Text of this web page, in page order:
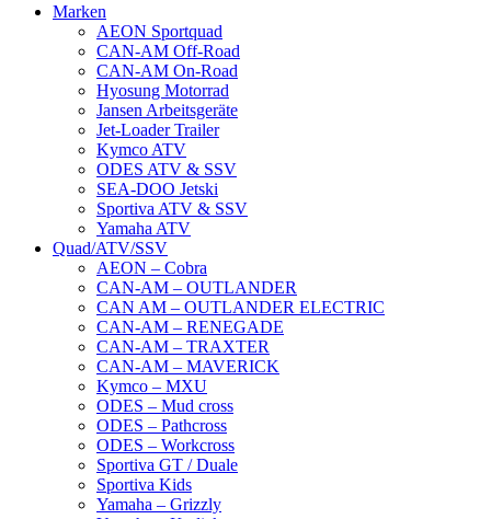
Marken
AEON Sportquad
CAN-AM Off-Road
CAN-AM On-Road
Hyosung Motorrad
Jansen Arbeitsgeräte
Jet-Loader Trailer
Kymco ATV
ODES ATV & SSV
SEA-DOO Jetski
Sportiva ATV & SSV
Yamaha ATV
Quad/ATV/SSV
AEON – Cobra
CAN-AM – OUTLANDER
CAN AM – OUTLANDER ELECTRIC
CAN-AM – RENEGADE
CAN-AM – TRAXTER
CAN-AM – MAVERICK
Kymco – MXU
ODES – Mud cross
ODES – Pathcross
ODES – Workcross
Sportiva GT / Duale
Sportiva Kids
Yamaha – Grizzly